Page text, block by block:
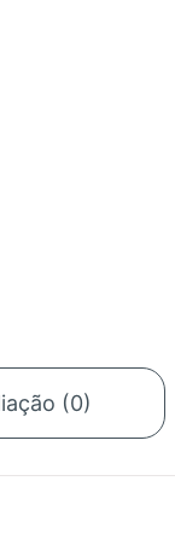
(0)